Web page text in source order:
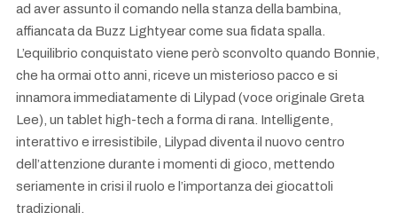
ad aver assunto il comando nella stanza della bambina,
affiancata da Buzz Lightyear come sua fidata spalla.
L’equilibrio conquistato viene però sconvolto quando Bonnie,
che ha ormai otto anni, riceve un misterioso pacco e si
innamora immediatamente di Lilypad (voce originale Greta
Lee), un tablet high-tech a forma di rana. Intelligente,
interattivo e irresistibile, Lilypad diventa il nuovo centro
dell’attenzione durante i momenti di gioco, mettendo
seriamente in crisi il ruolo e l’importanza dei giocattoli
tradizionali.